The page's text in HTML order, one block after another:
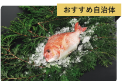
取り寄せグルメ 魚醤 ナンプ
ラー 愛知県 小牧市 冷凍 送料
無料